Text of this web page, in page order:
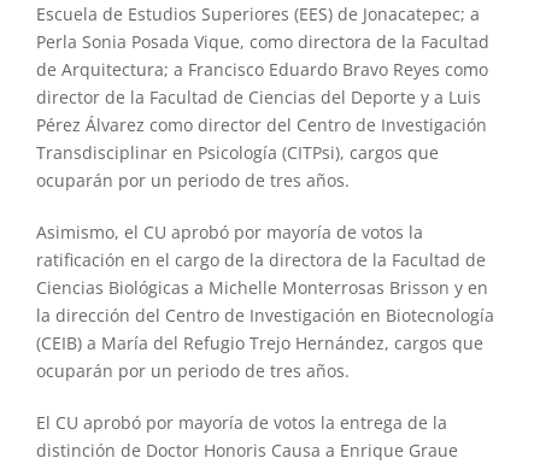
Escuela de Estudios Superiores (EES) de Jonacatepec; a
Perla Sonia Posada Vique, como directora de la Facultad
de Arquitectura; a Francisco Eduardo Bravo Reyes como
director de la Facultad de Ciencias del Deporte y a Luis
Pérez Álvarez como director del Centro de Investigación
Transdisciplinar en Psicología (CITPsi), cargos que
ocuparán por un periodo de tres años.
Asimismo, el CU aprobó por mayoría de votos la
ratificación en el cargo de la directora de la Facultad de
Ciencias Biológicas a Michelle Monterrosas Brisson y en
la dirección del Centro de Investigación en Biotecnología
(CEIB) a María del Refugio Trejo Hernández, cargos que
ocuparán por un periodo de tres años.
El CU aprobó por mayoría de votos la entrega de la
distinción de Doctor Honoris Causa a Enrique Graue